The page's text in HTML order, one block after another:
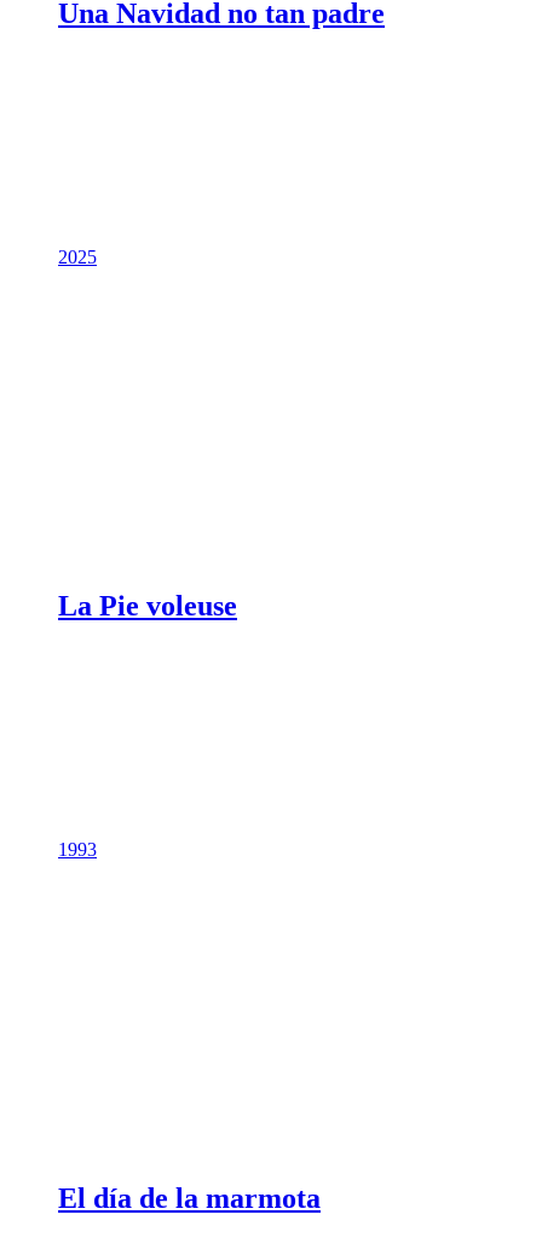
Una Navidad no tan padre
2025
La Pie voleuse
1993
El día de la marmota